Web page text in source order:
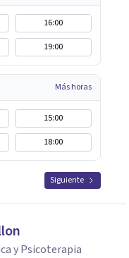
16:00
19:00
Más horas
15:00
18:00
Siguiente
y Psicoterapia